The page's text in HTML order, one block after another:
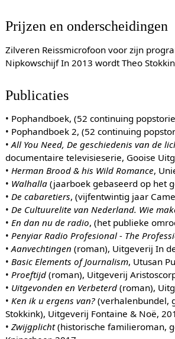
Prijzen en onderscheidingen
Zilveren Reissmicrofoon voor zijn
Nipkowschijf In 2013 wordt Theo
Publicaties
• Pophandboek, (52 continuing
• Pophandboek 2, (52 continuing
•All You Need, De geschiedenis van de
documentaire televisieserie, Gooise
•Herman Brood & his Wild Romance,
• Walhalla (jaarboek gebaseerd op het
•De cabaretiers, (vijfentwintig jaar
•De Cultuurelite van Nederland. Wie
•En dan nu de radio, (het publieke
•Penyiar Radio Profesional - The
•Aanvechtingen (roman), Uitgeverij In
•Basic Elements of Journalism, Utusan
•Proeftijd (roman), Uitgeverij
• Uitgevonden en Verbeterd (roman),
•Ken ik u ergens van? (verhalenbundel,
Stokkink), Uitgeverij Fontaine & Noë,
•Zwijgplicht(historische familieroman,